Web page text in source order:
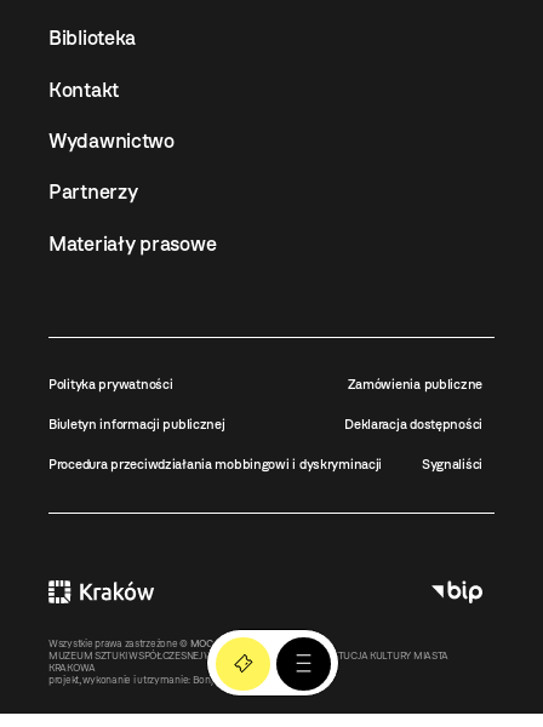
Biblioteka
Kontakt
Wydawnictwo
Partnerzy
Materiały prasowe
Polityka prywatności Zamówienia publiczne
Biuletyn informacji publicznej Deklaracja dostępności
Procedura przeciwdziałania mobbingowi i dyskryminacji Sygnaliści
Wszystkie prawa zastrzeżone © MOCAK2011-2026
MUZEUM SZTUKI WSPÓŁCZESNEJ W KRAKOWIE MOCAK – INSTYTUCJA KULTURY MIASTA
KRAKOWA
projekt, wykonanie i utrzymanie: Bonjour.pl